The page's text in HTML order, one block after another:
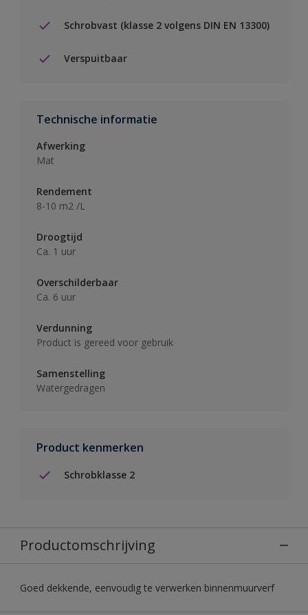
Schrobvast (klasse 2 volgens DIN EN 13300)
Verspuitbaar
Technische informatie
Afwerking
Mat
Rendement
8-10 m2 /L
Droogtijd
Ca. 1 uur
Overschilderbaar
Ca. 6 uur
Verdunning
Product is gereed voor gebruik
Samenstelling
Watergedragen
Product kenmerken
Schrobklasse 2
Productomschrijving
Goed dekkende, eenvoudig te verwerken binnenmuurverf